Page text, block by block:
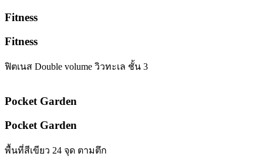
Fitness
Fitness
ฟิตเนส Double volume วิวทะเล ชั้น 3
Pocket Garden
Pocket Garden
พื้นที่สีเขียว 24 จุด ตามตึก